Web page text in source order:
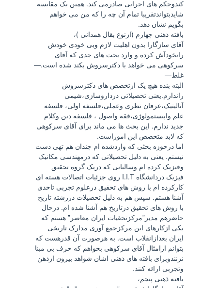
کندوحکم های اجرایی صادرمی کند. همین یک مقایسه
شایدبتواندتقریبا تمام آن چه را که من می خواهم
بگویم نشان دهد.
بافته ذهنی چهارم (ازنوع بقال همدانی )،
آقای سازگارا بدون اهلیت لازم وبی خودی خودش
رانخودآش کرده و وارد بحث های جدی که آقای
سرکوهی می خواهد با دکترسروش بکند شده است.—
غلط—
البته بنده هیچ یک ازتخصص های دکترسروش
راندارم.یعنی تحصیلاتی درداروسازی،شیمی
آنالیتیک،عرفان نظری وعملی،فلسفه اولی، فلسفه
علم واپیستمولوژی،فقه واصول ، فلسفه دین وکلام
جدید ندارم. این بحث ها می ماند برای آقای سرکوهی
که لابد متخصص این اموراست.
اما درحوزه بحثی که واردشده ام چندان هم تهی دست
نیستم. یعنی به دلیل تحصیلاتی که درمهندسی مکانیک
وفیزیک کرده ام وسالیانی که دریک گروه تحقیق
فیزیک دردانشگاه I.I.T روی جزئیات اتصالات هسته ای
کارکرده ام با روش های تحقیق درعلوم تجربی تاحدی
آشنا هستم. سپس هم به دلیل تحصیلات دررشته تاریخ
با روش های تحقیق درتاریخ هم آشنا شده ام. درحال
حاضرهم مدیر”مرکزتحقیات ایران معاصر” هستم که
یکی ازکارهای این مرکزجمع آوری مدارک تاریخی
ایران بعدازانقلاب است. به هرصورت آن قدرهست که
بتوانم ازامثال آقای سرکوهی بخواهم که حرف بی مبنا
نزنندوبرای بافته های ذهنی اشان شواهد بیرون ازذهن
وتجربی ارائه کنند.
بافته ذهنی پنجم،